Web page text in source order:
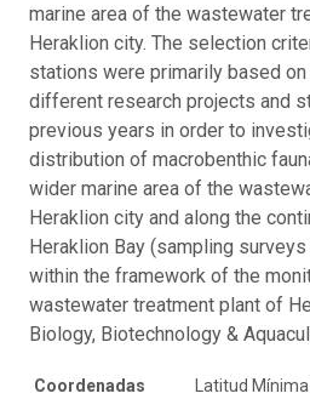
marine area of the wastewater
Heraklion city. The selection
stations were primarily based
different research projects and
previous years in order to
distribution of macrobenthic
wider marine area of the
Heraklion city and along the
Heraklion Bay (sampling
within the framework of the
wastewater treatment plant of
Biology, Biotechnology &
Coordenadas
Latitud